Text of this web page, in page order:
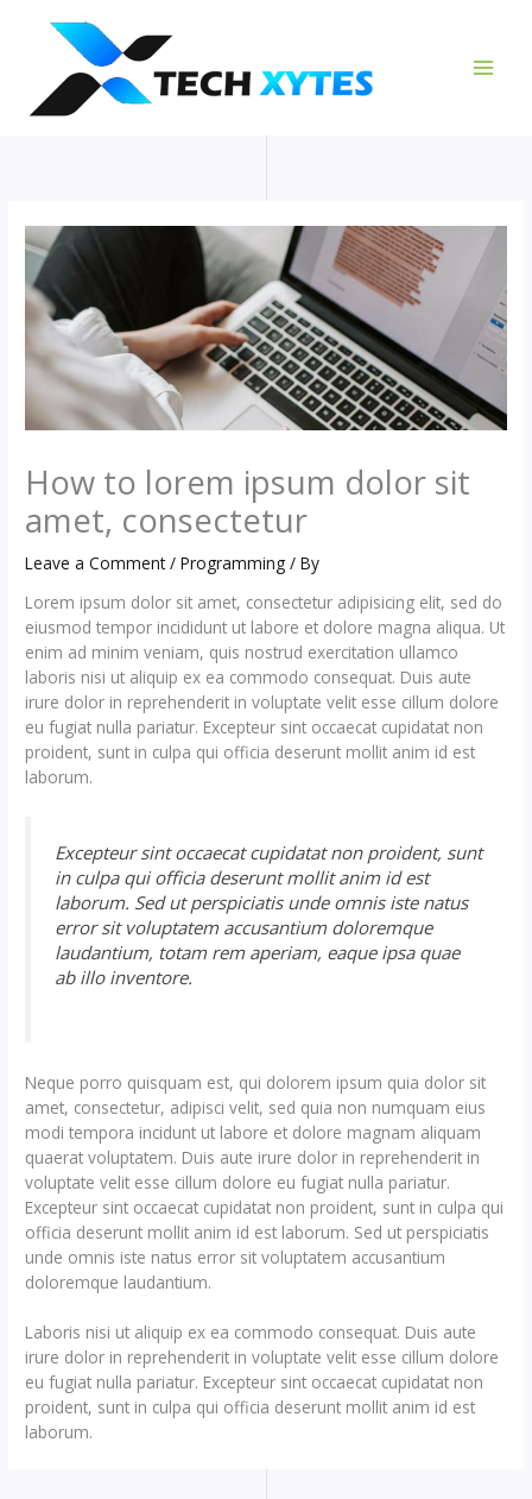
How to lorem ipsum dolor sit
amet, consectetur
Leave a Comment /Programming / By
Lorem ipsum dolor sit amet, consectetur adipisicing elit, sed do
eiusmod tempor incididunt ut labore et dolore magna aliqua. Ut
enim ad minim veniam, quis nostrud exercitation ullamco
laboris nisi ut aliquip ex ea commodo consequat. Duis aute
irure dolor in reprehenderit in voluptate velit esse cillum dolore
eu fugiat nulla pariatur. Excepteur sint occaecat cupidatat non
proident, sunt in culpa qui officia deserunt mollit anim id est
laborum.
Excepteur sint occaecat cupidatat non proident, sunt
in culpa qui officia deserunt mollit anim id est
laborum. Sed ut perspiciatis unde omnis iste natus
error sit voluptatem accusantium doloremque
laudantium, totam rem aperiam, eaque ipsa quae
ab illo inventore.
Neque porro quisquam est, qui dolorem ipsum quia dolor sit
amet, consectetur, adipisci velit, sed quia non numquam eius
modi tempora incidunt ut labore et dolore magnam aliquam
quaerat voluptatem. Duis aute irure dolor in reprehenderit in
voluptate velit esse cillum dolore eu fugiat nulla pariatur.
Excepteur sint occaecat cupidatat non proident, sunt in culpa qui
officia deserunt mollit anim id est laborum. Sed ut perspiciatis
unde omnis iste natus error sit voluptatem accusantium
doloremque laudantium.
Laboris nisi ut aliquip ex ea commodo consequat. Duis aute
irure dolor in reprehenderit in voluptate velit esse cillum dolore
eu fugiat nulla pariatur. Excepteur sint occaecat cupidatat non
proident, sunt in culpa qui officia deserunt mollit anim id est
laborum.